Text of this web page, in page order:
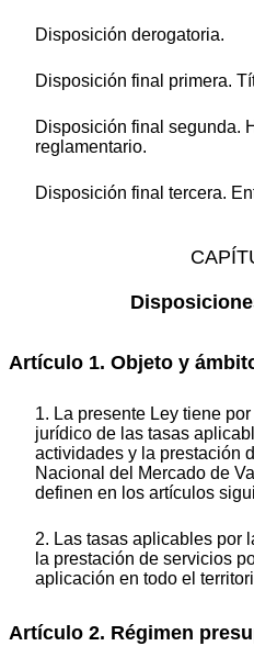
Disposición derogatoria.
Disposición final primera.
Disposición final segunda.
reglamentario.
Disposición final tercera.
Artículo 1. Objeto y
1. La presente Ley tiene
jurídico de las tasas
actividades y la prestación
Nacional del Mercado de
definen en los artículos
2. Las tasas aplicables por
la prestación de servicios
aplicación en todo el
Artículo 2. Régimen